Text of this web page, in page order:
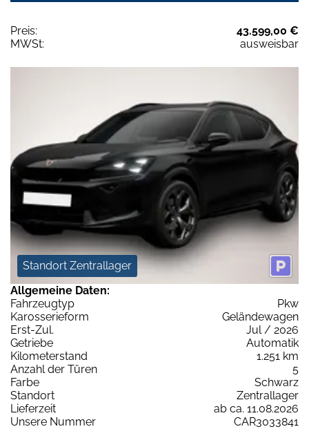
Preis:
43.599,00 €
MWSt:
ausweisbar
Standort Zentrallager
Allgemeine Daten:
Fahrzeugtyp
Pkw
Karosserieform
Geländewagen
Erst-Zul.
Jul / 2026
Getriebe
Automatik
Kilometerstand
1.251 km
Anzahl der Türen
5
Farbe
Schwarz
Standort
Zentrallager
Lieferzeit
ab ca. 11.08.2026
Unsere Nummer
CAR3033841